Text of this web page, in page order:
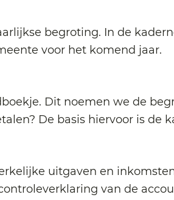
begroting. In de
voor het komend jaar.
Dit noemen we de
De basis hiervoor is de
uitgaven en
van de